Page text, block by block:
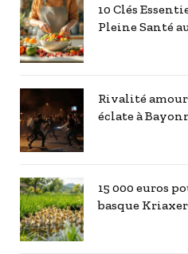
10 Clés
Pleine Santé
Rivalité
éclate à
15 000 euros
basque